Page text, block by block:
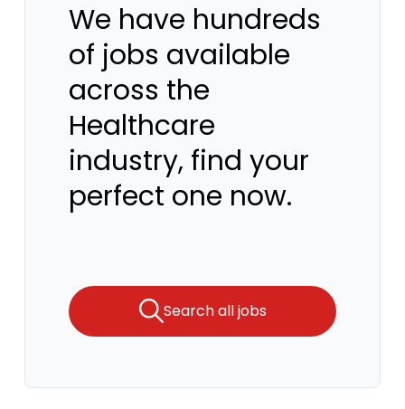
We have hundreds
of jobs available
across the
Healthcare
industry, find your
perfect one now.
Search all jobs